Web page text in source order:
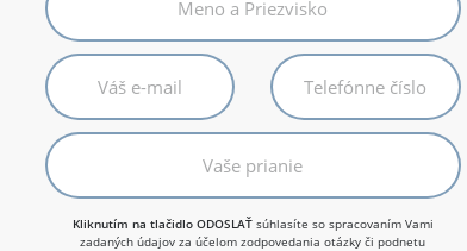
Kliknutím na tlačidlo ODOSLAŤsúhlasíte so spracovaním Vami
zadaných údajov za účelom zodpovedania otázky či podnetu